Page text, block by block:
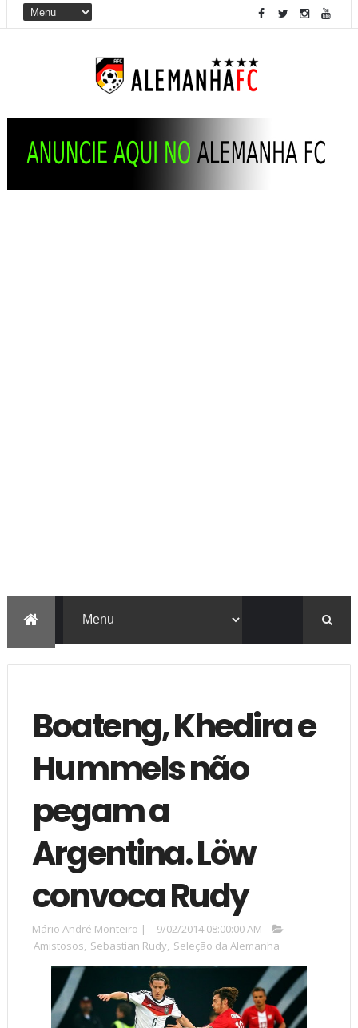
Boateng, Khedira e
Hummels não
pegam a
Argentina. Löw
convoca Rudy
Mário André Monteiro |
9/02/2014 08:00:00 AM
Amistosos, Sebastian Rudy, Seleção da Alemanha